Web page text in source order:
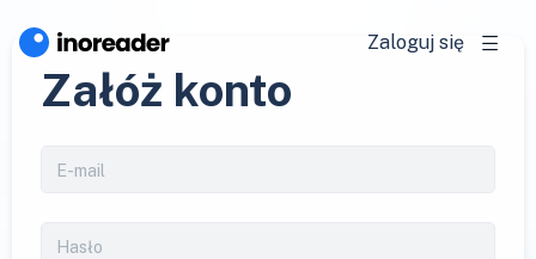
Zaloguj się
Załóż konto